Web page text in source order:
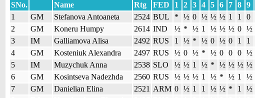
SNo.
Name Rtg FED 1 2 3 4 5 6 7 8 9
1
GM Stefanova Antoaneta 2524 BUL * ½ 0 ½ ½ ½ 1 1 0
2
GM Koneru Humpy 2614 IND ½ * ½ 1 ½ ½ ½ 0 ½
3
IM Galliamova Alisa 2492 RUS 1 ½ * ½ 0 ½ 0 1 1
4
GM Kosteniuk Alexandra 2497 RUS ½ 0 ½ * ½ 0 0 0 ½
5
IM Muzychuk Anna 2538 SLO ½ ½ 1 ½ * ½ ½ ½ ½
6
GM Kosintseva Nadezhda 2560 RUS ½ ½ ½ 1 ½ * ½ 1 ½
7
GM Danielian Elina 2521 ARM 0 ½ 1 1 ½ ½ * 1 ½